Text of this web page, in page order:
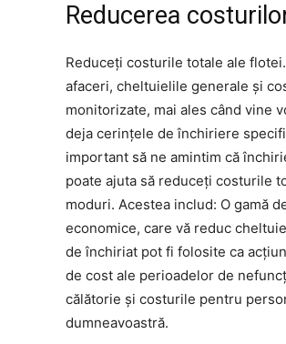
Reducerea
Reduceți costurile totale ale
afaceri, cheltuielile generale și
monitorizate, mai ales când vine
deja cerințele de închiriere
important să ne amintim că
poate ajuta să reduceți costurile
moduri. Acestea includ: O gamă
economice, care vă reduc
de închiriat pot fi folosite ca
de cost ale perioadelor de
călătorie și costurile pentru
dumneavoastră.